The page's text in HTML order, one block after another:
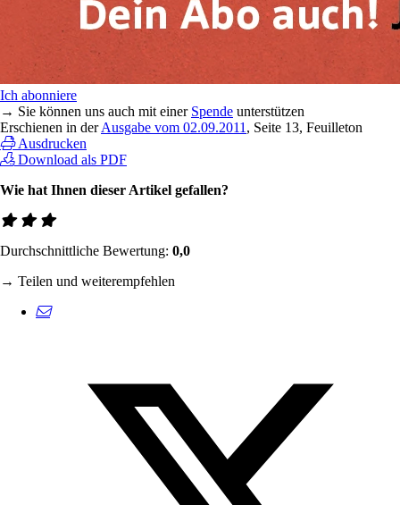
Ich abonniere
→ Sie können uns auch mit einer Spende unterstützen
Erschienen in derAusgabe vom 02.09.2011 , Seite 13, Feuilleton
Ausdrucken
Download als PDF
Wie hat Ihnen dieser Artikel gefallen?
Durchschnittliche Bewertung: 0,0
→ Teilen und weiterempfehlen